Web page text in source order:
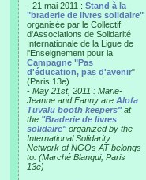
- 21 mai 2011 : Stand à la
"braderie de livres solidaire"
organisée par le Collectif
d'Associations de Solidarité
Internationale de la Ligue de
l'Enseignement pour la
Campagne "Pas
d'éducation, pas d'avenir"
(Paris 13e)
- May 21st, 2011 : Marie-
Jeanne and Fanny are Alofa
Tuvalu booth keepers"at
the "Braderie de livres
solidaire"organized by the
International Solidarity
Network of NGOs AT belongs
to. (Marché Blanqui, Paris
13e)